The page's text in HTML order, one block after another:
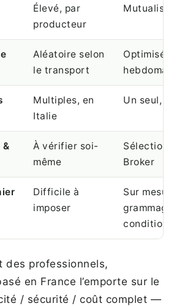
Élevé, par
producteur
Mutualisé,
Aléatoire selon
le transport
Optimisée
Multiples, en
Italie
Un seul, en
&
À vérifier soi-
même
Sélection +
Broker
Difficile à
imposer
Sur mesure
grammage,
des professionnels,
en France l’emporte sur le
/ sécurité / coût complet —